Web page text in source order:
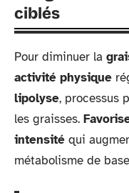
ciblés
Pour diminuer la
activité physique
lipolyse, processus
les graisses.
intensité qui
métabolisme de